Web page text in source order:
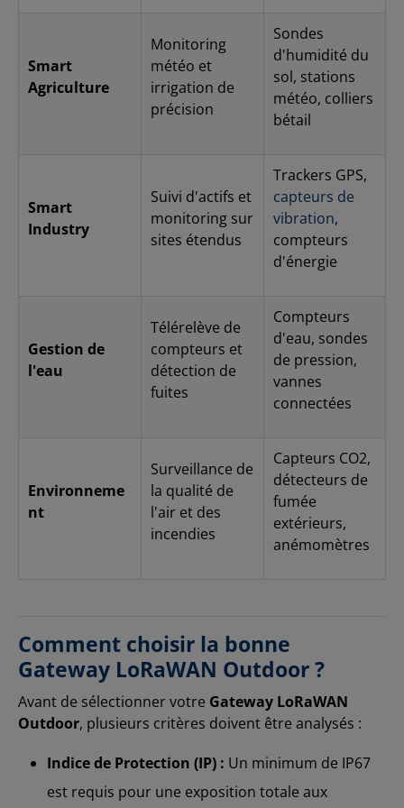
d’un distributeur, mais d’un partenaire technique
pleinement maîtrisant Milesight SG50, capable
d’accélérer et sécuriser votre déploiement LoRaWAN.
Besoin d’un devis ou d’un accompagnement sur la
Milesight SG50 ? Contactez Airicom dès maintenant.
Smart
Agriculture
Monitoring
météo et
irrigation de
précision
Sondes
d'humidité du
sol, stations
météo, colliers
bétail
Smart
Industry
Suivi d'actifs et
monitoring sur
sites étendus
Trackers GPS,
capteurs de
vibration,
compteurs
d'énergie
Gestion de
l'eau
Télérelève de
compteurs et
détection de
fuites
Compteurs
d'eau, sondes
de pression,
vannes
connectées
Environneme
nt
Surveillance de
la qualité de
l'air et des
incendies
Capteurs CO2,
détecteurs de
fumée
extérieurs,
anémomètres
Comment choisir la bonne
Gateway LoRaWAN Outdoor ?
Avant de sélectionner votre Gateway LoRaWAN
Outdoor, plusieurs critères doivent être analysés :
Indice de Protection (IP) : Un minimum de IP67
est requis pour une exposition totale aux